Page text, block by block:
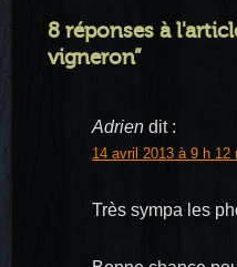
8 réponses à
vigneron”
Adrien dit :
14 avril 2013 à 9 h 12
Très sympa les